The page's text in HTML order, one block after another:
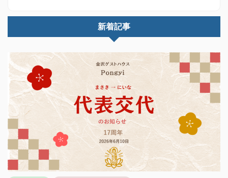
新着記事